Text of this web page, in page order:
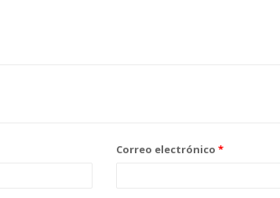
Correo electrónico *